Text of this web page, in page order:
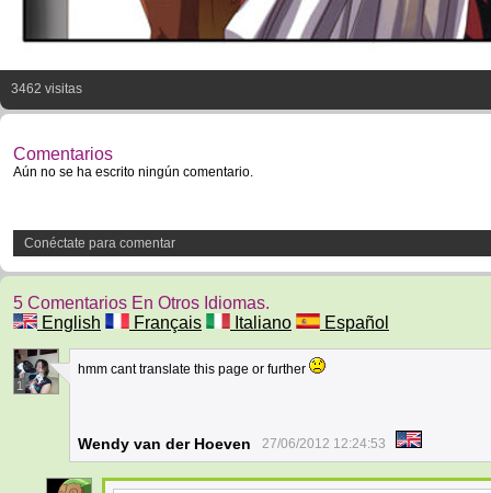
3462 visitas
Comentarios
Aún no se ha escrito ningún comentario.
Conéctate para comentar
5 Comentarios En Otros Idiomas.
English
Français Italiano Español
1
hmm cant translate this page or further
Wendy van der Hoeven 27/06/2012 12:24:53